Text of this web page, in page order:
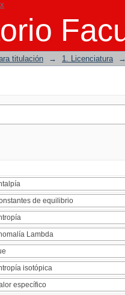
titulación → 1. Licenciatura